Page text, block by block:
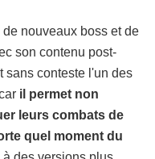
nouveaux boss et de
son contenu post-
sans conteste l'un des
il permet non
leurs combats de
quel moment du